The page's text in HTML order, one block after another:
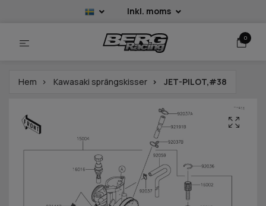
Inkl. moms
0
Hem Kawasaki sprängskisser JET-PILOT,#38